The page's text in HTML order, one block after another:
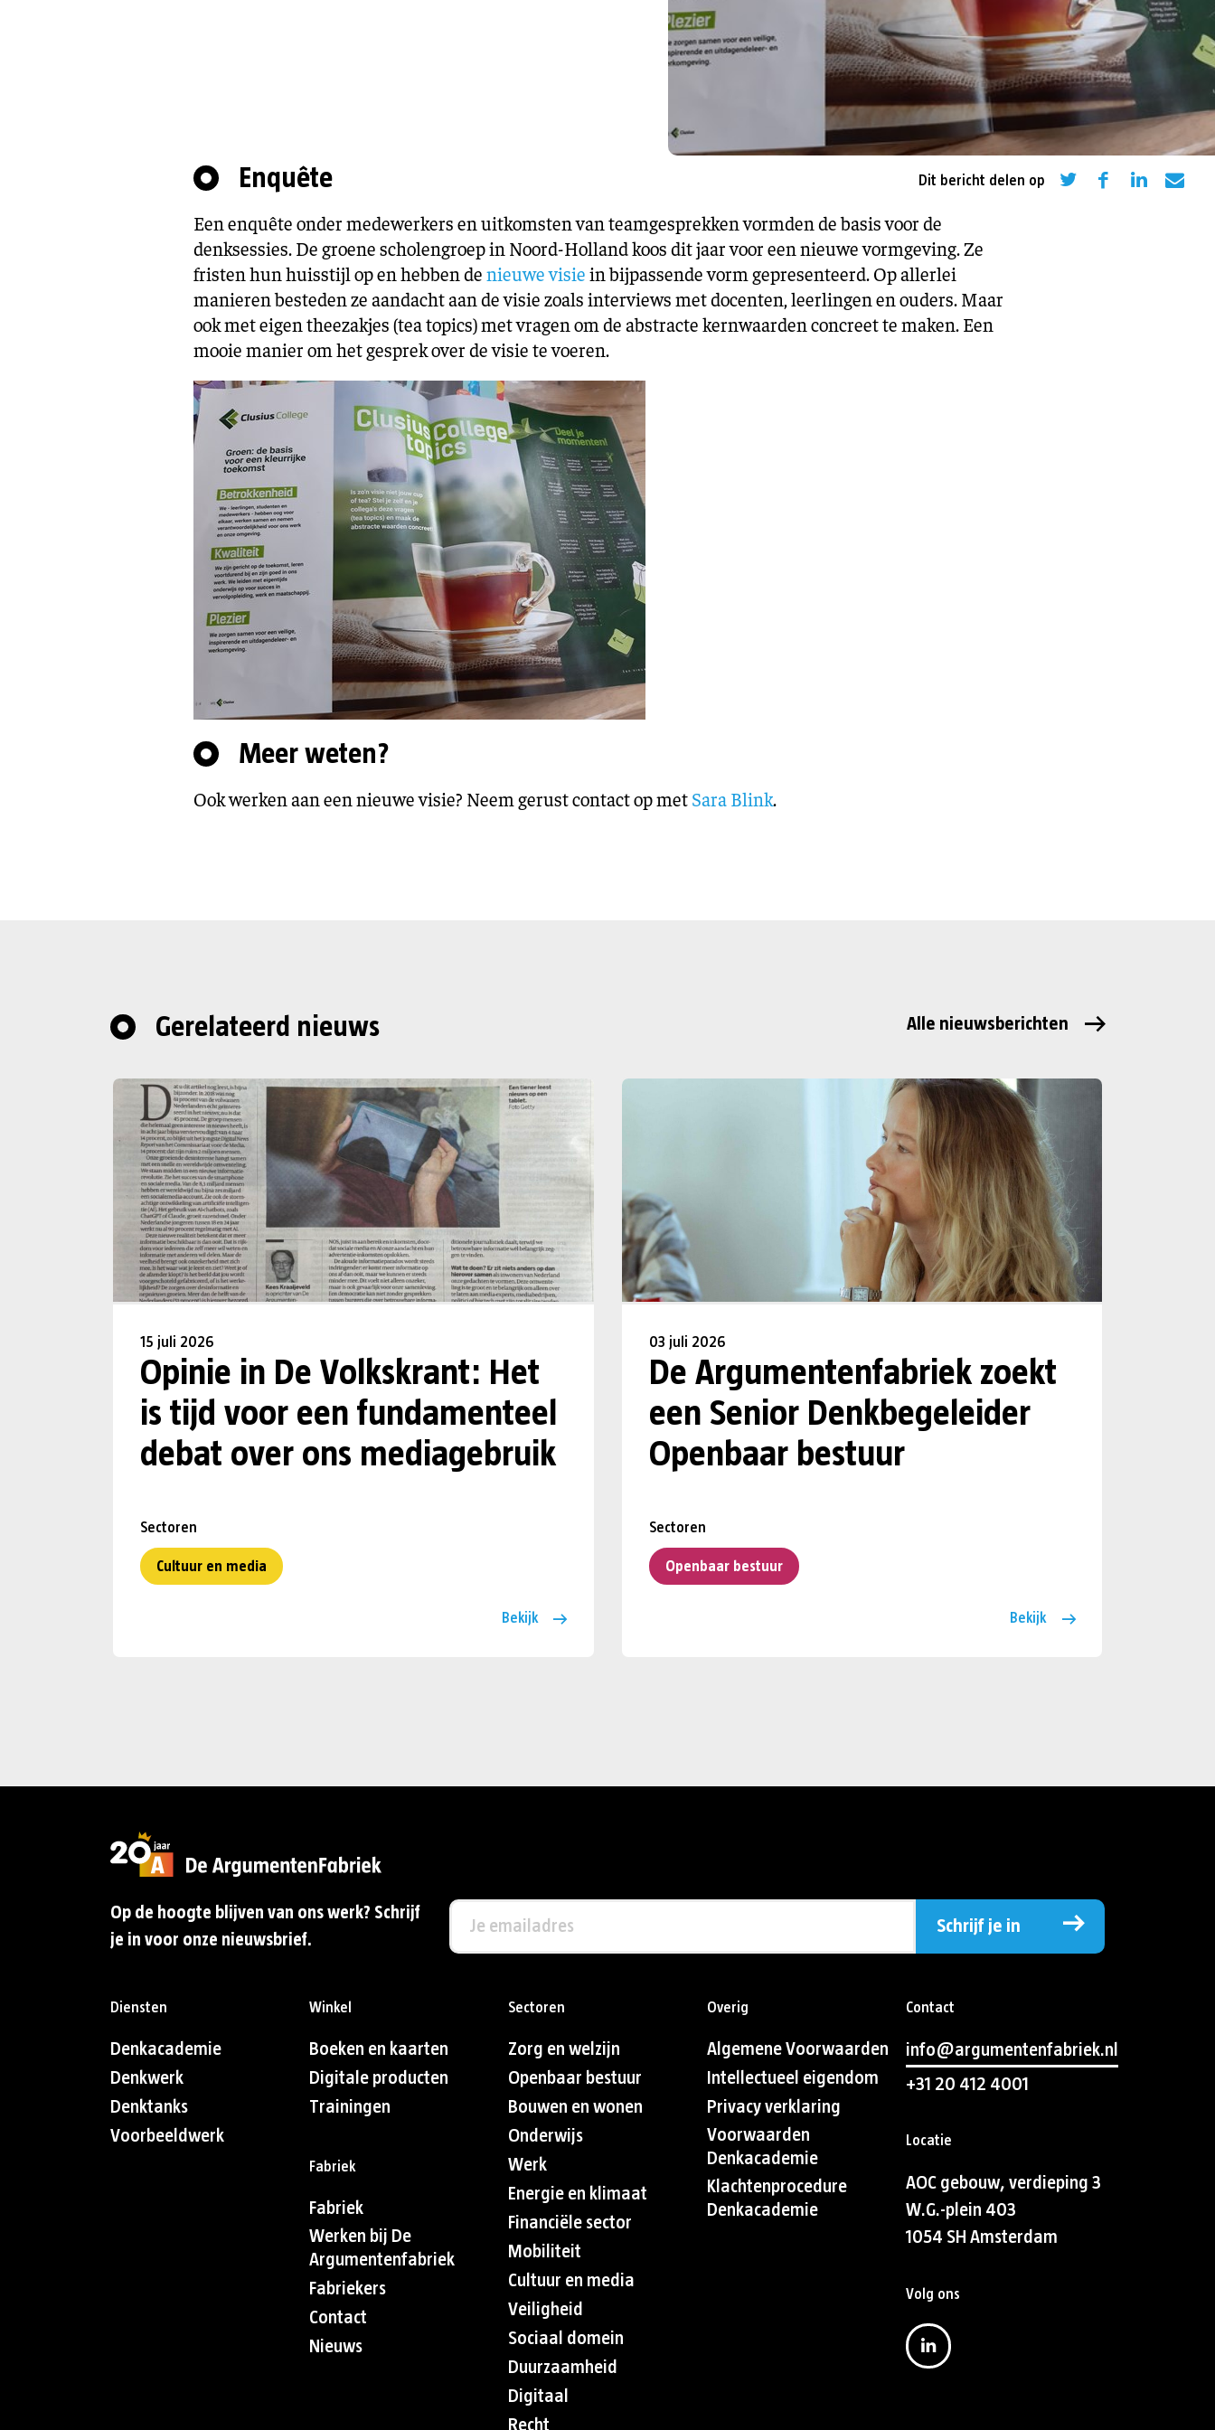
Training en ontwikkeling
Mobiliteit
Bouwen en
Financiële sector
Asiel en migratie
Digitaal
Sport
Dit bericht delen op
Enquête
Een enquête onder medewerkers en uitkomsten van teamgesprekken vormden de basis voor de
denksessies. De groene scholengroep in Noord-Holland koos dit jaar voor een nieuwe vormgeving. Ze
fristen hun huisstijl op en hebben denieuwe visiein bijpassende vorm gepresenteerd. Op allerlei
manieren besteden ze aandacht aan de visie zoals interviews met docenten, leerlingen en ouders. Maar
ook met eigen theezakjes (tea topics) met vragen om de abstracte kernwaarden concreet te maken. Een
mooie manier om het gesprek over de visie te voeren.
Meer weten?
Ook werken aan een nieuwe visie? Neem gerust contact op metSara Blink.
Gerelateerd nieuws Alle nieuwsberichten
15 juli 2026
Opinie in De Volkskrant: Het
is tijd voor een fundamenteel
debat over ons mediagebruik
Sectoren
Cultuur en media
Bekijk
03 juli 2026
De Argumentenfabriek zoekt
een Senior Denkbegeleider
Openbaar bestuur
Sectoren
Openbaar bestuur
Bekijk
Op de hoogte blijven van ons werk? Schrijf
je in voor onze nieuwsbrief.
Schrijf je in
Diensten
Denkacademie
Denkwerk
Denktanks
Voorbeeldwerk
Winkel
Boeken en kaarten
Digitale producten
Trainingen
Fabriek
Fabriek
Werken bij De
Argumentenfabriek
Fabriekers
Contact
Nieuws
Sectoren
Zorg en welzijn
Openbaar bestuur
Bouwen en wonen
Onderwijs
Werk
Energie en klimaat
Financiële sector
Mobiliteit
Cultuur en media
Veiligheid
Sociaal domein
Duurzaamheid
Digitaal
Recht
Overig
Algemene Voorwaarden
Intellectueel eigendom
Privacy verklaring
Voorwaarden
Denkacademie
Klachtenprocedure
Denkacademie
Contact
info@argumentenfabriek.nl
+31 20 412 4001
Locatie
AOC gebouw, verdieping 3
W.G.-plein 403
1054 SH Amsterdam
Volg ons